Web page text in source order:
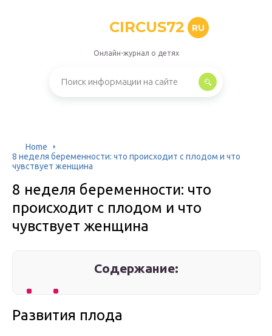
CIRCUS72 RU
Онлайн-журнал о детях
Home
8 неделя беременности: что происходит с плодом и что
чувствует женщина
8 неделя беременности: что
происходит с плодом и что
чувствует женщина
Содержание:
Развития плода